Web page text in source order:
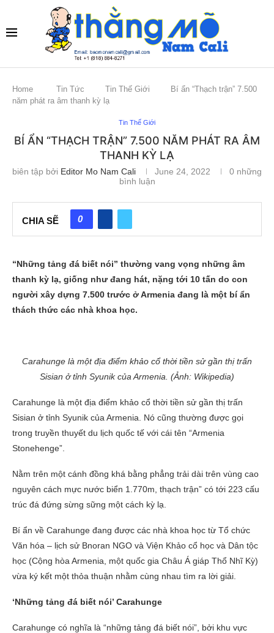
Home Tin Tức Tin Thế Giới
Bí ẩn “Thạch trận” 7.500
năm phát ra âm thanh kỳ lạ
Tin Thế Giới
BÍ ẨN “THẠCH TRẬN” 7.500 NĂM PHÁT RA ÂM
THANH KỲ LẠ
biên tập bởi Editor Mo Nam Cali June 24, 2022
0 những
bình luận
CHIA SẼ 0
“Những tảng đá biết nói” thường vang vọng những âm
thanh kỳ lạ, giống như đang hát, nặng tới 10 tấn do con
người xây dựng 7.500 trước ở Armenia đang là một bí ẩn
thách thức các nhà khoa học.
Carahunge là một địa điểm khảo cổ thời tiền sử gần thị trấn
Sisian ở tỉnh Syunik của Armenia. (Ảnh: Wikipedia)
Carahunge là một địa điểm khảo cổ thời tiền sử gần thị trấn
Sisian ở tỉnh Syunik của Armenia. Nó cũng thường được gọi
trong truyền thuyết du lịch quốc tế với cái tên “Armenia
Stonehenge”.
Nằm trên một cánh đồng khá bằng phẳng trải dài trên vùng cao
nguyên cách mực nước biển 1.770m, thạch trận” có tới 223 cấu
trúc đá đứng sừng sững một cách kỳ lạ.
Bí ẩn về Carahunge đang được các nhà khoa học từ Tổ chức
Văn hóa – lịch sử Bnoran NGO và Viện Khảo cổ học và Dân tộc
học (Cộng hòa Armenia, một quốc gia Châu Á giáp Thổ Nhĩ Kỳ)
vừa ký kết một thỏa thuận nhằm cùng nhau tìm ra lời giải.
‘Những tảng đá biết nói’ Carahunge
Carahunge có nghĩa là “những tảng đá biết nói”, bởi khu vực